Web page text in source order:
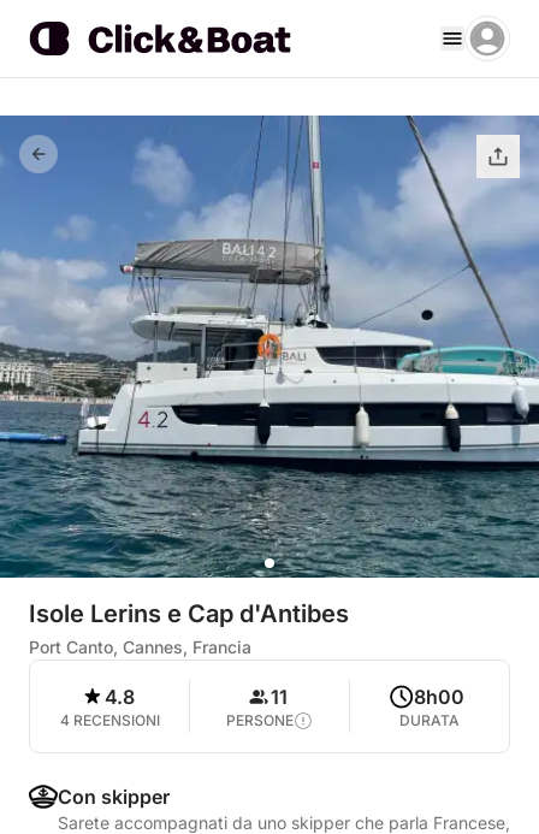
Isole Lerins e Cap d'Antibes
Port Canto, Cannes, Francia
4.8
4 RECENSIONI
11
PERSONE
8h00
DURATA
Con skipper
Sarete accompagnati da uno skipper che parla Francese,